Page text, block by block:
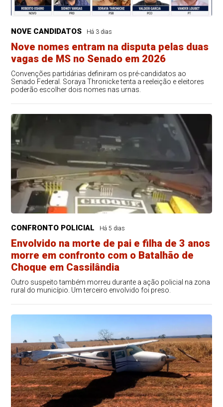
NOVE CANDIDATOS Há 3 dias
Nove nomes entram na disputa pelas duas
vagas de MS no Senado em 2026
Convenções partidárias definiram os pré-candidatos ao
Senado Federal. Soraya Thronicke tenta a reeleição e eleitores
poderão escolher dois nomes nas urnas.
CONFRONTO POLICIAL Há 5 dias
Envolvido na morte de pai e filha de 3 anos
morre em confronto com o Batalhão de
Choque em Cassilândia
Outro suspeito também morreu durante a ação policial na zona
rural do município. Um terceiro envolvido foi preso.